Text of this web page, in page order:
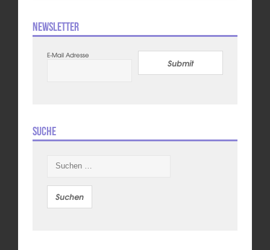
Newsletter
E-Mail Adresse
Submit
Suche
nach: